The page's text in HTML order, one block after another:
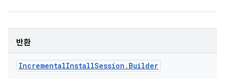
반환
IncrementalInstallSession . Builder